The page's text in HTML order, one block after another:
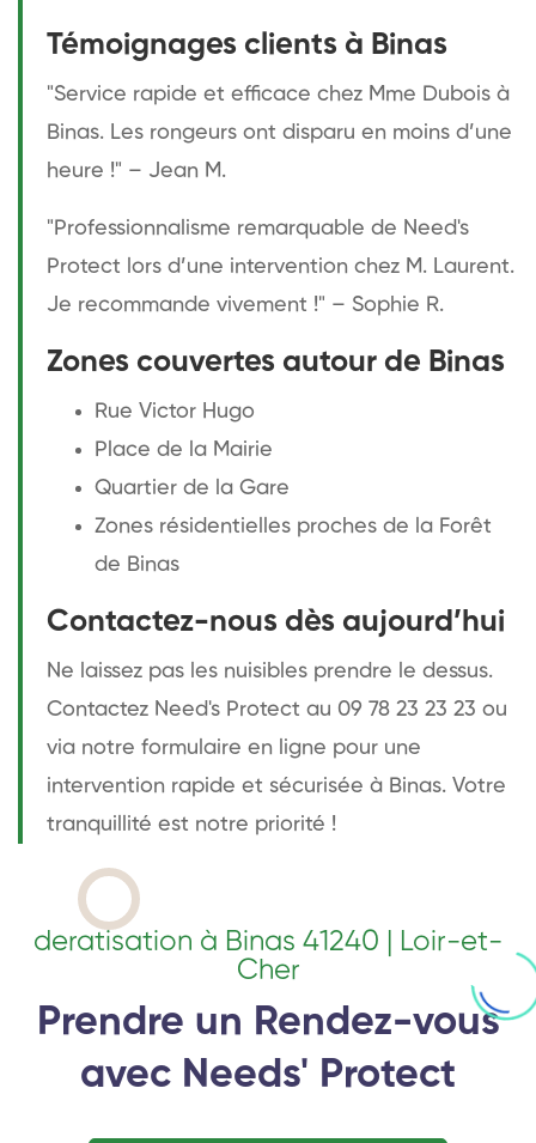
Témoignages clients à Binas
"Service rapide et efficace chez Mme Dubois à
Binas. Les rongeurs ont disparu en moins d’une
heure !" – Jean M.
"Professionnalisme remarquable de Need's
Protect lors d’une intervention chez M. Laurent.
Je recommande vivement !" – Sophie R.
Zones couvertes autour de Binas
Rue Victor Hugo
Place de la Mairie
Quartier de la Gare
Zones résidentielles proches de la Forêt
de Binas
Contactez-nous dès aujourd’hui
Ne laissez pas les nuisibles prendre le dessus.
Contactez Need's Protect au 09 78 23 23 23 ou
via notre formulaire en ligne pour une
intervention rapide et sécurisée à Binas. Votre
tranquillité est notre priorité !
deratisation à Binas 41240 | Loir-et-
Cher
Prendre un Rendez-vous
avec Needs' Protect